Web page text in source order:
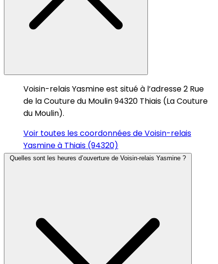
Voisin-relais Yasmine est situé à l’adresse 2 Rue
de la Couture du Moulin 94320 Thiais (La Couture
du Moulin).
Voir toutes les coordonnées de Voisin-relais
Yasmine à Thiais (94320)
Quelles sont les heures d’ouverture de Voisin-relais Yasmine ?